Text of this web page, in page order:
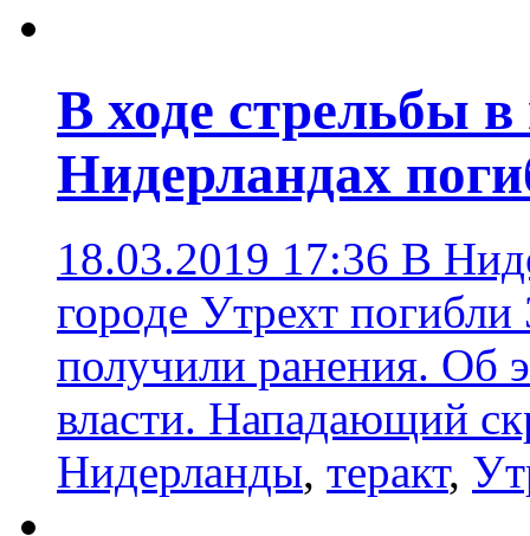
В ходе стрельбы в
Нидерландах
18.03.2019 17:36 В
городе Утрехт погибли
получили ранения. Об
власти. Нападающий
Нидерланды, теракт,